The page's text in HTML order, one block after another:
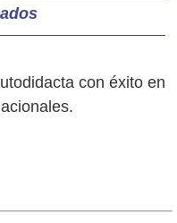
con éxito en